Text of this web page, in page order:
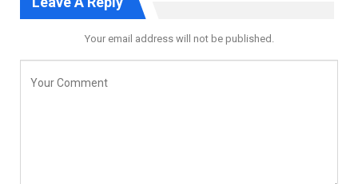
Your email address will not be published.